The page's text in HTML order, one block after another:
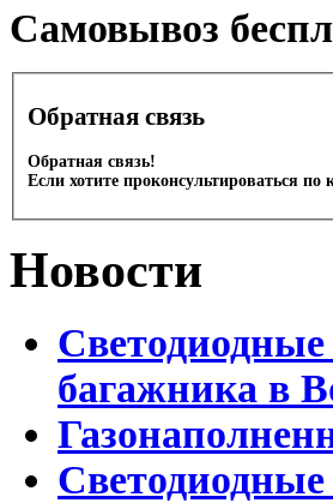
Cамовывоз
Обратная связь
Обратная связь!
Если хотите проконсультироваться
Новости
багажника в